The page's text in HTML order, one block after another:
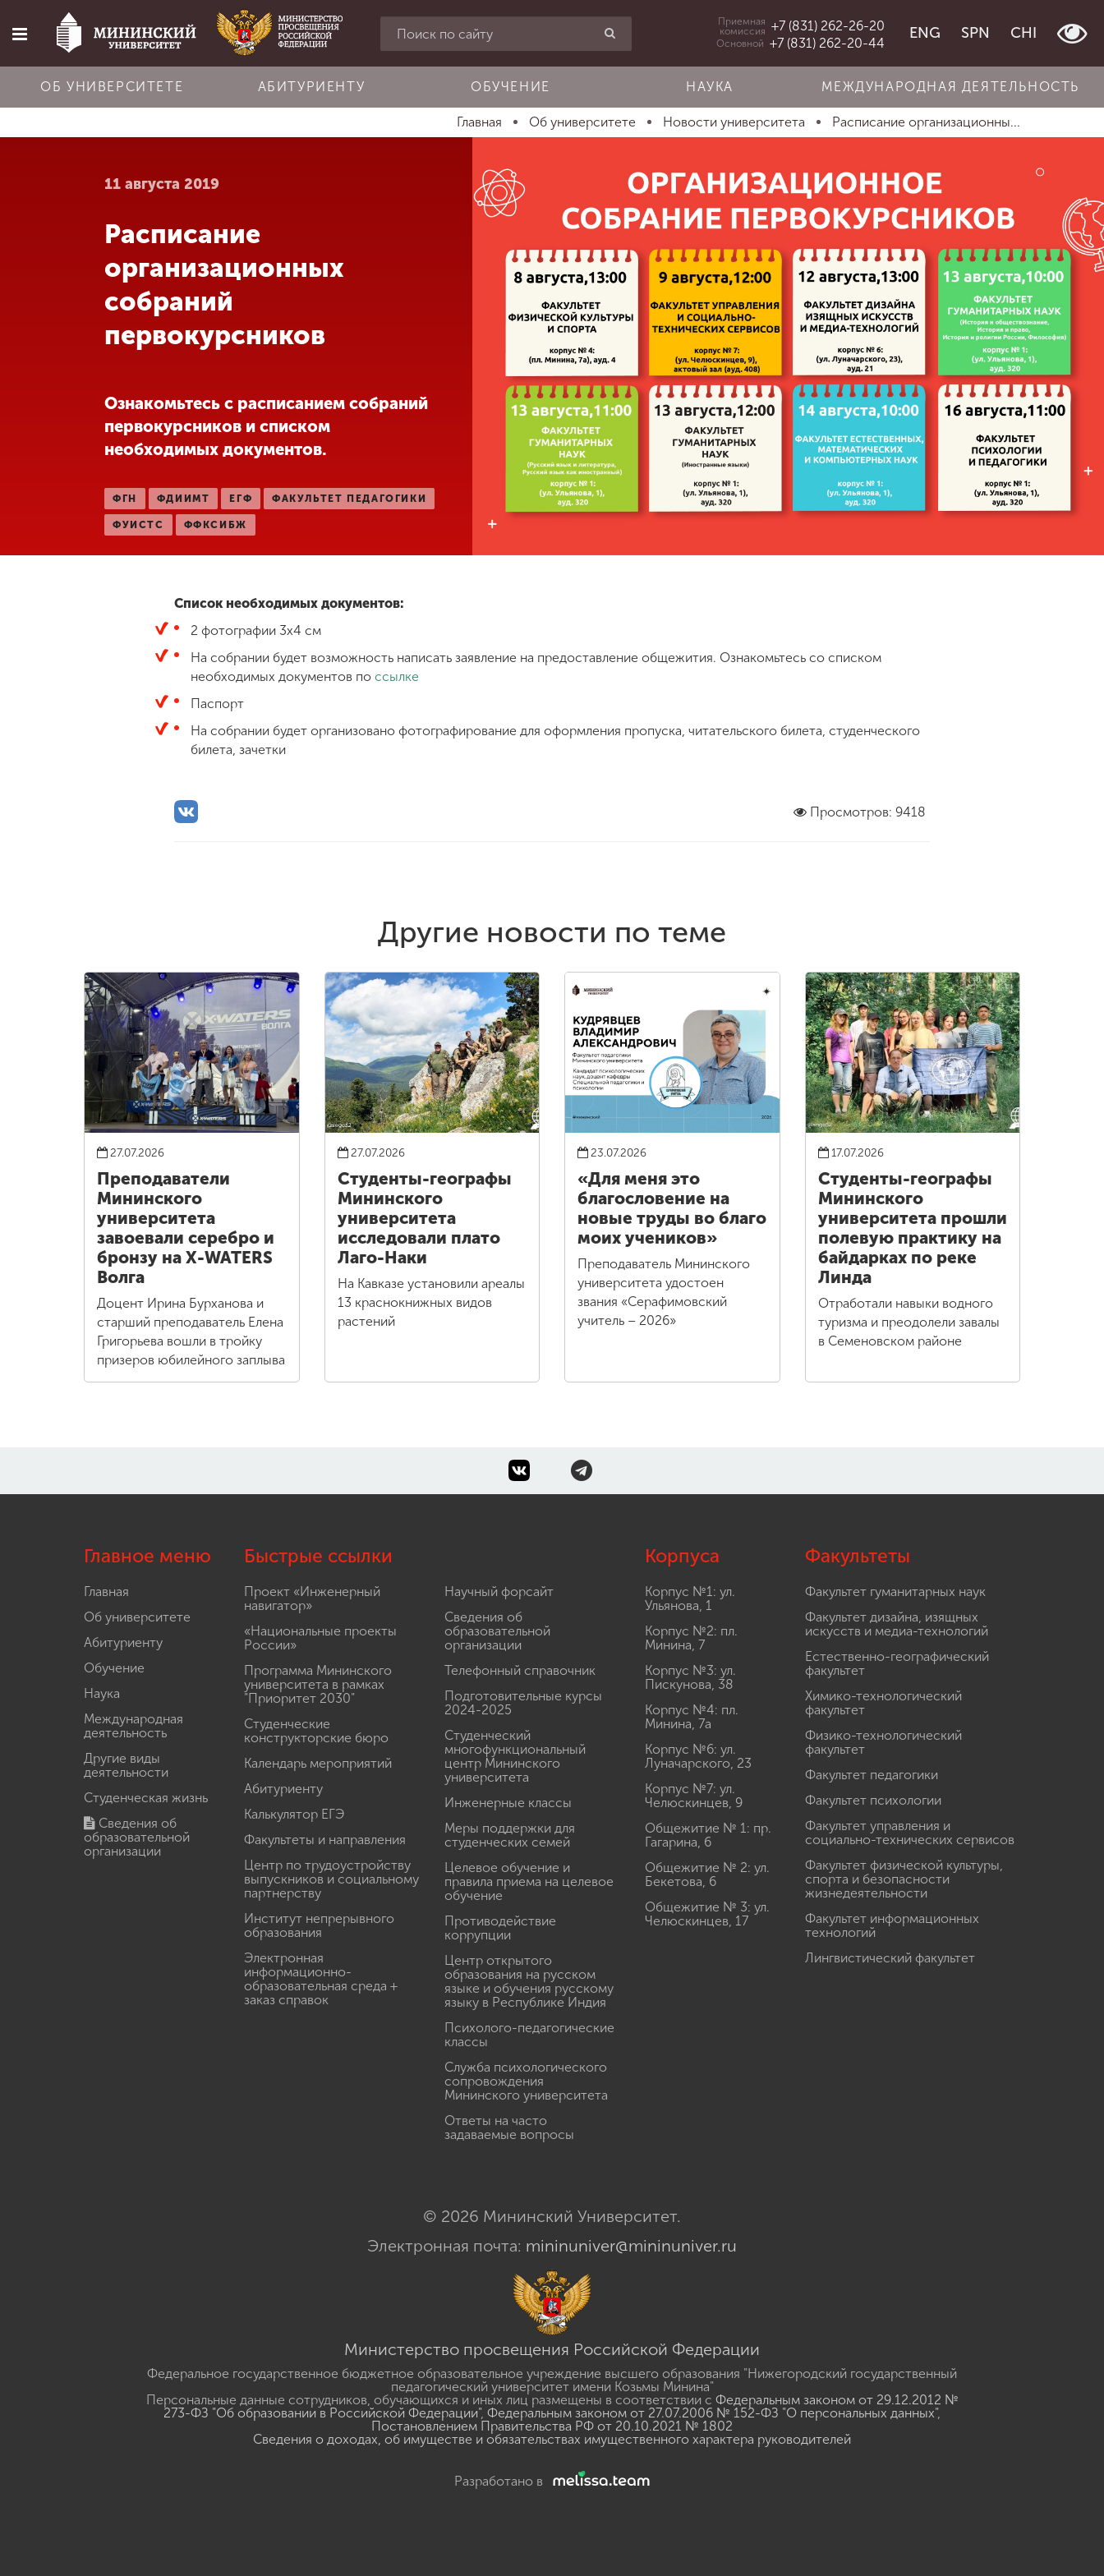
Главная
Об университете
Абитуриенту
Обучение
Международная
деятельность
Студенческая
жизнь
Приемная
комиссия +7 (831) 262-26-20
Основной +7 (831) 262-20-44
ENG SPN CHI
ОБ УНИВЕРСИТЕТЕ АБИТУРИЕНТУ ОБУЧЕНИЕ НАУКА МЕЖДУНАРОДНАЯ ДЕЯТЕЛЬНОСТЬ
Главная Об университете Новости университета Расписание организационны...
11 августа 2019
Расписание
организационных
собраний
первокурсников
Ознакомьтесь с расписанием собраний
первокурсников и списком
необходимых документов.
ФГН ФДИИМТ ЕГФ ФАКУЛЬТЕТ ПЕДАГОГИКИ
ФУИСТС ФФКСИБЖ
Список необходимых документов:
2 фотографии 3х4 см
На собрании будет возможность написать заявление на предоставление общежития. Ознакомьтесь со списком
необходимых документов по ссылке
Паспорт
На собрании будет организовано фотографирование для оформления пропуска, читательского билета, студенческого
билета, зачетки
Просмотров: 9418
Другие новости по теме
27.07.2026
Преподаватели
Мининского
университета
завоевали серебро и
бронзу на X-WATERS
Волга
Доцент Ирина Бурханова и
старший преподаватель Елена
Григорьева вошли в тройку
призеров юбилейного заплыва
27.07.2026
Студенты-географы
Мининского
университета
исследовали плато
Лаго-Наки
На Кавказе установили ареалы
13 краснокнижных видов
растений
23.07.2026
«Для меня это
благословение на
новые труды во благо
моих учеников»
Преподаватель Мининского
университета удостоен
звания «Серафимовский
учитель – 2026»
17.07.2026
Студенты-географы
Мининского
университета прошли
полевую практику на
байдарках по реке
Линда
Отработали навыки водного
туризма и преодолели завалы
в Семеновском районе
Главное меню
Главная
Об университете
Абитуриенту
Обучение
Наука
Международная
деятельность
Другие виды
деятельности
Студенческая жизнь
Сведения об
образовательной
организации
Быстрые ссылки
Проект «Инженерный
навигатор»
«Национальные проекты
России»
Программа Мининского
университета в рамках
"Приоритет 2030"
Студенческие
конструкторские бюро
Календарь мероприятий
Абитуриенту
Калькулятор ЕГЭ
Факультеты и направления
Центр по трудоустройству
выпускников и социальному
партнерству
Институт непрерывного
образования
Электронная
информационно-
образовательная среда +
заказ справок
Научный форсайт
Сведения об
образовательной
организации
Телефонный справочник
Подготовительные курсы
2024-2025
Студенческий
многофункциональный
центр Мининского
университета
Инженерные классы
Меры поддержки для
студенческих семей
Целевое обучение и
правила приема на целевое
обучение
Противодействие
коррупции
Центр открытого
образования на русском
языке и обучения русскому
языку в Республике Индия
Психолого-педагогические
классы
Служба психологического
сопровождения
Мининского университета
Ответы на часто
задаваемые вопросы
Корпуса
Корпус №1: ул.
Ульянова, 1
Корпус №2: пл.
Минина, 7
Корпус №3: ул.
Пискунова, 38
Корпус №4: пл.
Минина, 7а
Корпус №6: ул.
Луначарского, 23
Корпус №7: ул.
Челюскинцев, 9
Общежитие № 1: пр.
Гагарина, 6
Общежитие № 2: ул.
Бекетова, 6
Общежитие № 3: ул.
Челюскинцев, 17
Факультеты
Факультет гуманитарных наук
Факультет дизайна, изящных
искусств и медиа-технологий
Естественно-географический
факультет
Химико-технологический
факультет
Физико-технологический
факультет
Факультет педагогики
Факультет психологии
Факультет управления и
социально-технических сервисов
Факультет физической культуры,
спорта и безопасности
жизнедеятельности
Факультет информационных
технологий
Лингвистический факультет
© 2026 Мининский Университет.
Электронная почта: mininuniver@mininuniver.ru
Министерство просвещения Российской Федерации
Федеральное государственное бюджетное образовательное учреждение высшего образования "Нижегородский государственный
педагогический университет имени Козьмы Минина"
Персональные данные сотрудников, обучающихся и иных лиц размещены в соответствии с Федеральным законом от 29.12.2012 №
273-ФЗ "Об образовании в Российской Федерации", Федеральным законом от 27.07.2006 № 152-ФЗ "О персональных данных",
Постановлением Правительства РФ от 20.10.2021 № 1802
Сведения о доходах, об имуществе и обязательствах имущественного характера руководителей
Разработано в